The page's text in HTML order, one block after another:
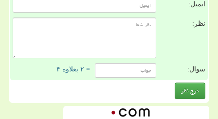
ایمیل:
نظر:
سوال: = ۲ بعلاوه ۴